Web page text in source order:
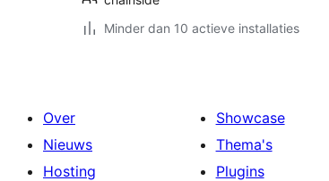
Minder dan 10 actieve installaties
Over
Nieuws
Hosting
Showcase
Thema's
Plugins